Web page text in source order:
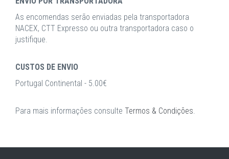
As encomendas serão enviadas pela transportadora
NACEX, CTT Expresso ou outra transportadora caso o
justifique.
CUSTOS DE ENVIO
Portugal Continental - 5.00€
Para mais informações consulte Termos & Condições.